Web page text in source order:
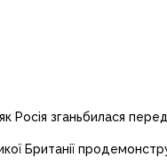
Британії